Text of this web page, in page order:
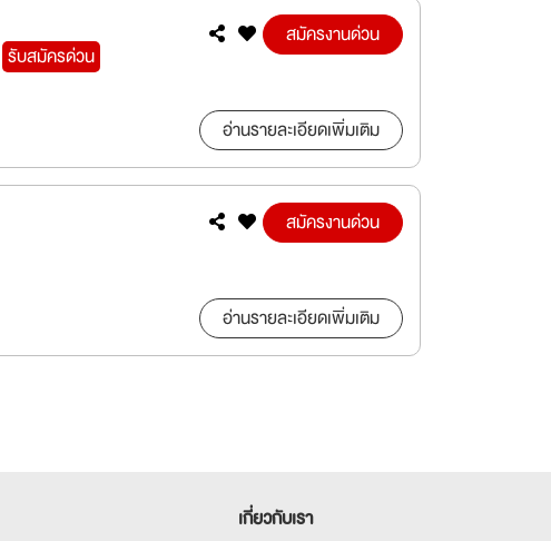
รับสมัครด่วน
สมัครงานด่วน
อ่านรายละเอียดเพิ่มเติม
สมัครงานด่วน
อ่านรายละเอียดเพิ่มเติม
เกี่ยวกับเรา